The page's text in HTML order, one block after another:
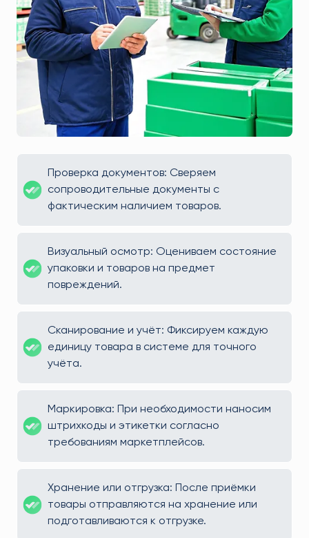
Проверка документов: Сверяем
сопроводительные документы с
фактическим наличием товаров.
Визуальный осмотр: Оцениваем состояние
упаковки и товаров на предмет
повреждений.
Сканирование и учёт: Фиксируем каждую
единицу товара в системе для точного
учёта.
Маркировка: При необходимости наносим
штрихкоды и этикетки согласно
требованиям маркетплейсов.
Хранение или отгрузка: После приёмки
товары отправляются на хранение или
подготавливаются к отгрузке.